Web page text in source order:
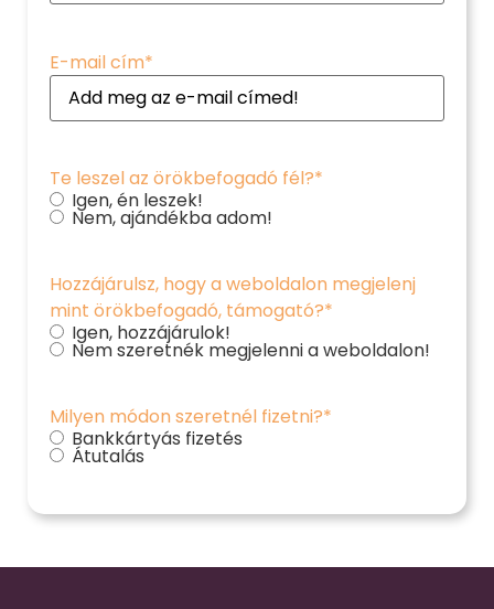
E-mail cím*
Te leszel az örökbefogadó fél?*
Igen, én leszek!
Nem, ajándékba adom!
Hozzájárulsz, hogy a weboldalon megjelenj
mint örökbefogadó, támogató?*
Igen, hozzájárulok!
Nem szeretnék megjelenni a weboldalon!
Milyen módon szeretnél fizetni?*
Bankkártyás fizetés
Átutalás